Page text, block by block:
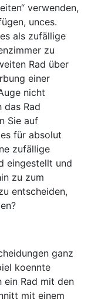
verwenden,
unces.
als zufällige
zu
Rad über
einer
nicht
das Rad
Sie auf
für absolut
zufällige
eingestellt und
zu zum
entscheiden,
ganz
koennte
ein Rad mit den
mit einem